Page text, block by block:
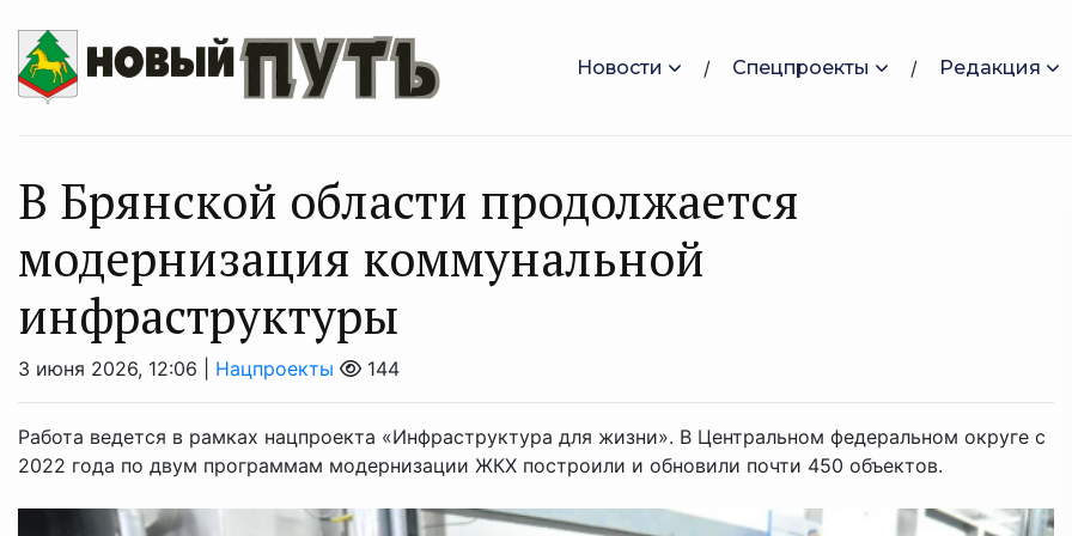
Новости Спецпроекты Редакция
В Брянской области продолжается
модернизация коммунальной
инфраструктуры
3 июня 2026, 12:06 | Нацпроекты 144
Работа ведется в рамках нацпроекта «Инфраструктура для жизни». В Центральном федеральном округе с
2022 года по двум программам модернизации ЖКХ построили и обновили почти 450 объектов.